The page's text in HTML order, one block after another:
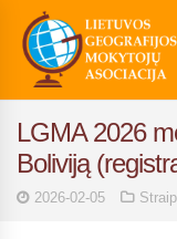
LGMA 2026
Boliviją
2026-02-05